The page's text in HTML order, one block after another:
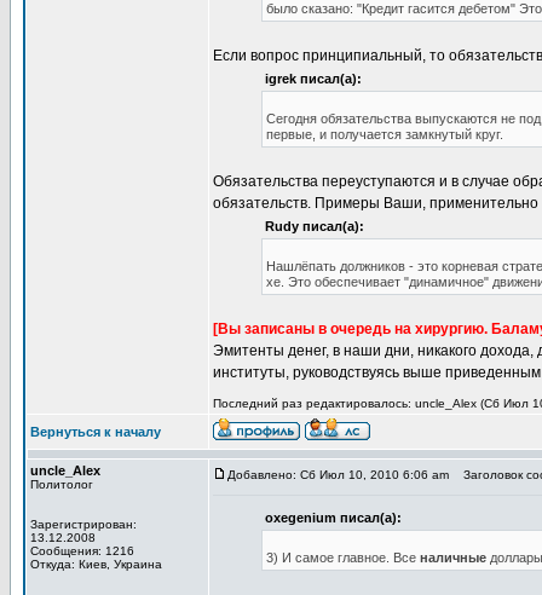
было сказано: "Кредит гасится дебетом"
Если вопрос принципиальный, то
igrek писал(а):
Сегодня обязательства выпускаются не
первые, и получается замкнутый круг.
Обязательства переуступаются и в случае
обязательств. Примеры Ваши, применительно
Rudy писал(а):
Нашлёпать должников - это корневая
хе. Это обеспечивает "динамичное"
[Вы записаны в очередь на хирургию.
Эмитенты денег, в наши дни, никакого
институты, руководствуясь выше
Последний раз редактировалось: uncle_Alex (Сб Июл
Вернуться к началу
uncle_Alex
Политолог
Зарегистрирован:
13.12.2008
Сообщения: 1216
Откуда: Киев, Украина
Добавлено: Сб Июл 10, 2010 6:06 am Заголовок
oxegenium писал(а):
3) И самое главное. Все наличные